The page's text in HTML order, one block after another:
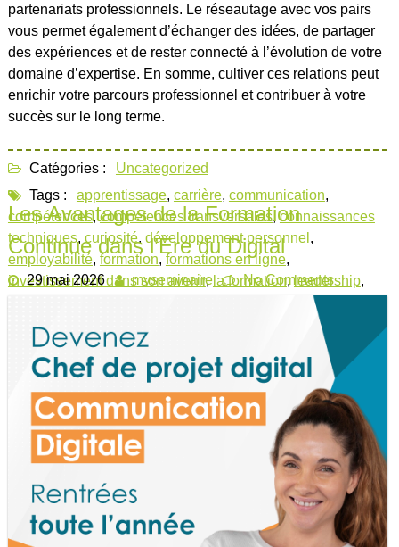
partenariats professionnels. Le réseautage avec vos pairs
vous permet également d’échanger des idées, de partager
des expériences et de rester connecté à l’évolution de votre
domaine d’expertise. En somme, cultiver ces relations peut
enrichir votre parcours professionnel et contribuer à votre
succès sur le long terme.
Catégories :
Uncategorized
Tags :
apprentissage, carrière, communication,
compétences,compétences transversales,connaissances
techniques, curiosité, développement personnel ,
employabilité, formation, formations en ligne,
investissement dans son avenir,la formation,leadership,
performances au
travail
résolution de
problèmes, réussite professionnelle
Les Avantages de la Formation
Continue dans l’Ère du Digital
29 mai 2026 myseminaire No Comments